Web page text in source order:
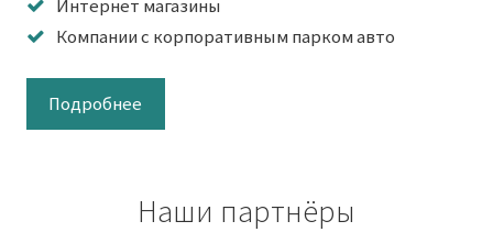
Интернет магазины
Компании с корпоративным парком авто
Подробнее
Наши партнёры